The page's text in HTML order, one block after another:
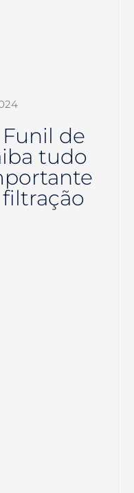
de
tudo